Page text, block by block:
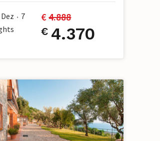
• 7
€ 4.888
€ 4.370